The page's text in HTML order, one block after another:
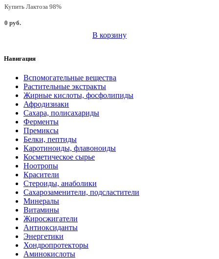
Купить Лактоза 98%
0 руб.
В корзину
Навигация
Вспомогательные вещества
Растительные экстракты
Жирные кислоты, фосфолипиды
Афродизиаки
Сахара, полисахариды
Ферменты
Премиксы
Белки, пептиды
Каротиноиды, флавоноиды
Косметическое сырье
Ноотропы
Красители
Стероиды, анаболики
Сахарозаменители, подсластители
Минералы
Витамины
Жиросжигатели
Антиоксиданты
Энергетики
Хондропротекторы
Аминокислоты